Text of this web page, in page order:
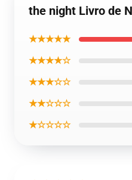
the night Livro de
★★★★★
★★★★☆
★★★☆☆
★★☆☆☆
★☆☆☆☆